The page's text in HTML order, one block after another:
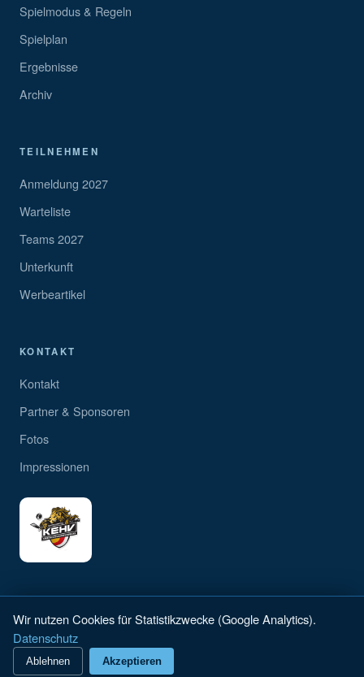
Spielmodus & Regeln
Spielplan
Ergebnisse
Archiv
TEILNEHMEN
Anmeldung 2027
Warteliste
Teams 2027
Unterkunft
Werbeartikel
KONTAKT
Kontakt
Partner & Sponsoren
Fotos
Impressionen
© 2026 Pond Hockey Weissensee Austria · Kärnten, Österreich
Impressum·Datenschutz·Kontakt·
Wir nutzen Cookies für Statistikzwecke (Google Analytics).
Datenschutz
Ablehnen Akzeptieren